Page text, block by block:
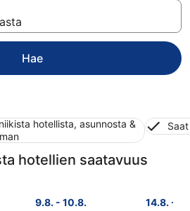
Hae
hotellista, asunnosta &
hotellien saatavuus
9.8. - 10.8.
14.8. -